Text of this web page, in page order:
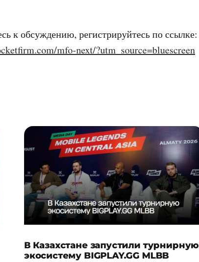
к обсуждению, регистрируйтесь по ссылке:
mfo-next/?utm_source=bluescreen
В Казахстане запустили турнирную
экосистему BIGPLAY.GG MLBB